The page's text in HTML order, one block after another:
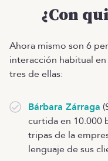
¿Con
Ahora mismo son 6
interacción habitual
tres de ellas:
Bárbara Zárraga
curtida en 10.000
tripas de la
lenguaje de sus